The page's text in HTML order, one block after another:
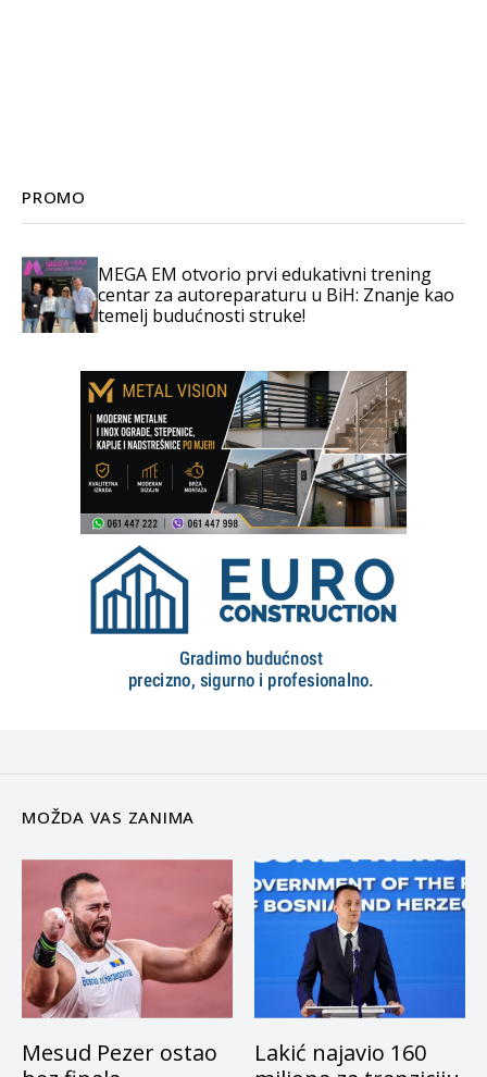
PROMO
MEGA EM otvorio prvi edukativni trening
centar za autoreparaturu u BiH: Znanje kao
temelj budućnosti struke!
MOŽDA VAS ZANIMA
Mesud Pezer ostao
Lakić najavio 160